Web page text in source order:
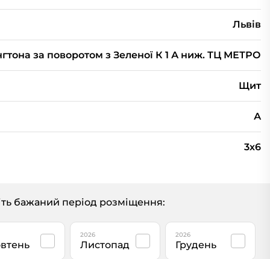
Львів
за поворотом з Зеленої К 1 А ниж. ТЦ МЕТРО
Щит
А
3х6
бажаний період розміщення:
2026
Листопад
2026
Грудень